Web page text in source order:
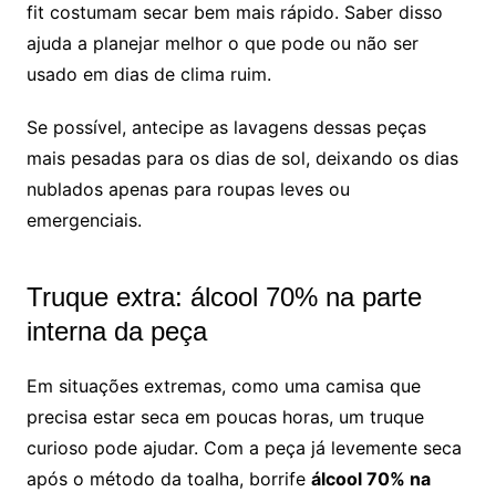
fit costumam secar bem mais rápido. Saber disso
ajuda a planejar melhor o que pode ou não ser
usado em dias de clima ruim.
Se possível, antecipe as lavagens dessas peças
mais pesadas para os dias de sol, deixando os dias
nublados apenas para roupas leves ou
emergenciais.
Truque extra: álcool 70% na parte
interna da peça
Em situações extremas, como uma camisa que
precisa estar seca em poucas horas, um truque
curioso pode ajudar. Com a peça já levemente seca
após o método da toalha, borrife álcool 70% na